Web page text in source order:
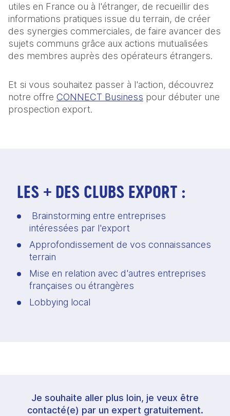
utiles en France ou à l'étranger, de recueillir des
informations pratiques issue du terrain, de créer
des synergies commerciales, de faire avancer des
sujets communs grâce aux actions mutualisées
des membres auprès des opérateurs étrangers.
Et si vous souhaitez passer à l'action, découvrez
notre offre CONNECT Business pour débuter une
prospection export.
LES + DES CLUBS EXPORT :
Brainstorming entre entreprises
intéressées par l'export
Approfondissement de vos connaissances
terrain
Mise en relation avec d'autres entreprises
françaises ou étrangères
Lobbying local
Je souhaite aller plus loin, je veux être
contacté(e) par un expert gratuitement.